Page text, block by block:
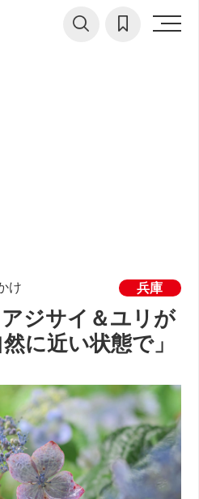
け 兵庫
ジサイ＆ユリが
に近い状態で」